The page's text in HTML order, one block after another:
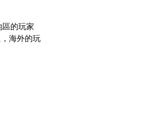
的玩家
海外的玩